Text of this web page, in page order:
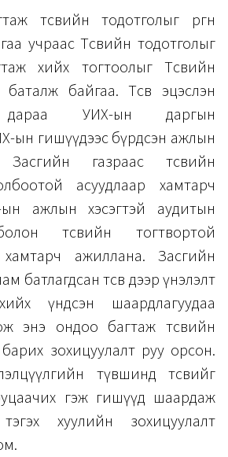
төсвийн тодотголыг өргөн
учраас Төсвийн тодотголыг
хийх тогтоолыг Төсвийн
байгаа. Төсөв эцэслэн
дараа УИХ-ын даргын
ын гишүүдээс бүрдсэн ажлын
газраас төсвийн
асуудлаар хамтарч
ажлын хэсэгтэй аудитын
төсвийн тогтвортой
хамтарч ажиллана. Засгийн
батлагдсан төсөв дээр үнэлэлт
үндсэн шаардлагуудаа
энэ ондоо багтаж төсвийн
барих зохицуулалт руу орсон.
түвшинд төсвийг
гэж гишүүд шаардаж
хуулийн зохицуулалт